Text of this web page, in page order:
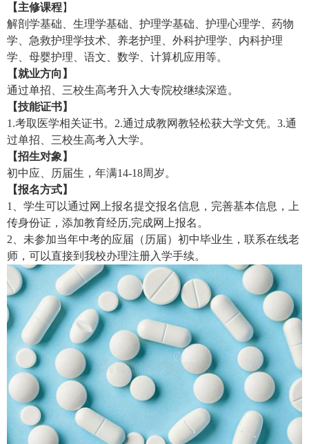
【主修课程】
解剖学基础、生理学基础、护理学基础、护理心理学、药物
学、急救护理学技术、养老护理、外科护理学、内科护理
学、母婴护理、语文、数学、计算机应用等。
【就业方向】
通过单招、三校生高考升入大专院校继续深造。
【技能证书】
1.考取医学相关证书。2.通过成教网教轻松获大学文凭。3.通
过单招、三校生高考入大学。
【招生对象】
初中应、历届生，年满14-18周岁。
【报名方式】
1、学生可以通过网上报名提交报名信息，完善基本信息，上
传身份证，添加教育经历,完成网上报名。
2、未参加当年中考的应届（历届）初中毕业生，联系在线老
师，可以直接到我校办理注册入学手续。